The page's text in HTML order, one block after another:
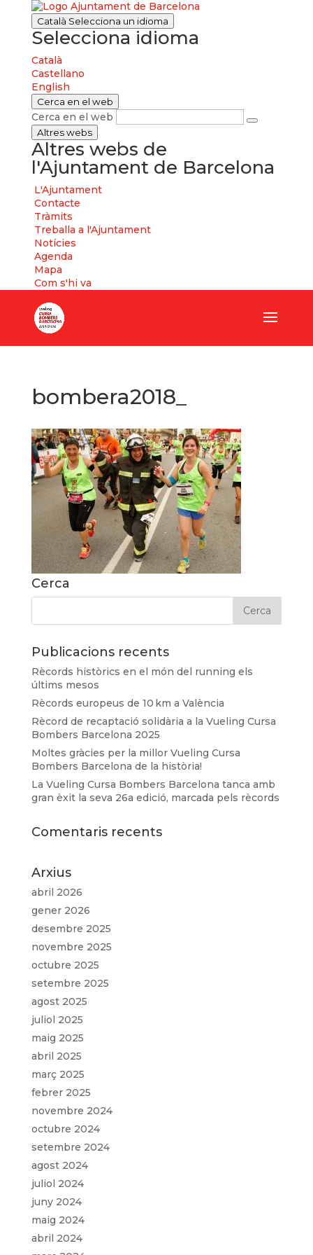
Català Selecciona un idioma
Selecciona idioma
Català
Castellano
English
Cerca en el web
Cerca en el web
Altres webs
Altres webs de
l'Ajuntament de Barcelona
L'Ajuntament
Contacte
Tràmits
Treballa a l'Ajuntament
Notícies
Agenda
Mapa
Com s'hi va
bombera2018_
Cerca
Publicacions recents
Rècords històrics en el món del running els
últims mesos
Rècords europeus de 10 km a València
Rècord de recaptació solidària a la Vueling Cursa
Bombers Barcelona 2025
Moltes gràcies per la millor Vueling Cursa
Bombers Barcelona de la història!
La Vueling Cursa Bombers Barcelona tanca amb
gran èxit la seva 26a edició, marcada pels rècords
Comentaris recents
Arxius
abril 2026
gener 2026
desembre 2025
novembre 2025
octubre 2025
setembre 2025
agost 2025
juliol 2025
maig 2025
abril 2025
març 2025
febrer 2025
novembre 2024
octubre 2024
setembre 2024
agost 2024
juliol 2024
juny 2024
maig 2024
abril 2024